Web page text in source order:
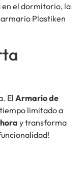
en el dormitorio, la
armario Plastiken
El Armario de
limitado a
y transforma